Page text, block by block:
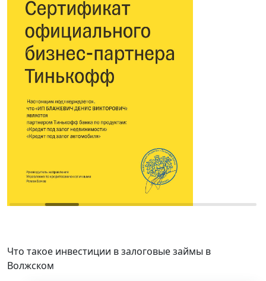
Что такое инвестиции в залоговые займы в
Волжском